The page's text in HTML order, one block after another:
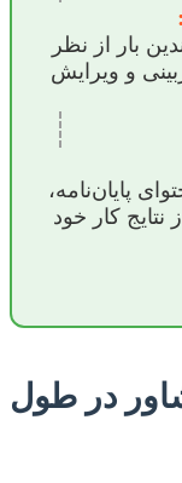
بار از نظر
و ویرایش
پایان‌نامه،
کار خود
در طول